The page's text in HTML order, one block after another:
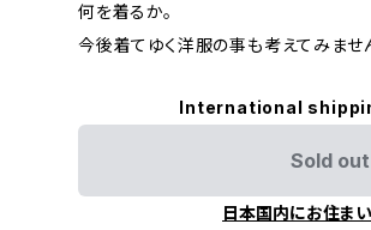
何を着るか。
今後着てゆく洋服の事も考えてみませ
International
Sold out
日本国内にお住ま